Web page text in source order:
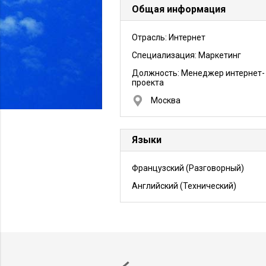
Общая информация
Отрасль: Интернет
Специализация: Маркетинг
Должность: Менеджер интернет-
проекта
Москва
Языки
Французский (Разговорный)
Английский (Технический)